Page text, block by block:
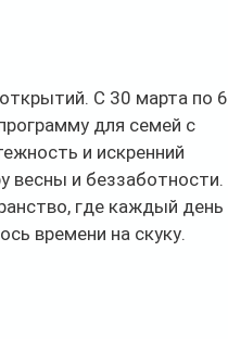
С 30 марта по 6
для семей с
и искренний
весны и беззаботности.
где каждый день
времени на скуку.